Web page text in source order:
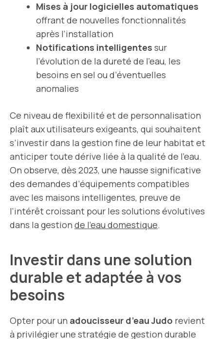
Mises à jour logicielles automatiques
offrant de nouvelles fonctionnalités
après l’installation
Notifications intelligentes sur
l’évolution de la dureté de l’eau, les
besoins en sel ou d’éventuelles
anomalies
Ce niveau de flexibilité et de personnalisation
plaît aux utilisateurs exigeants, qui souhaitent
s’investir dans la gestion fine de leur habitat et
anticiper toute dérive liée à la qualité de l’eau.
On observe, dès 2023, une hausse significative
des demandes d’équipements compatibles
avec les maisons intelligentes, preuve de
l’intérêt croissant pour les solutions évolutives
dans la gestion de l’eau domestique.
Investir dans une solution
durable et adaptée à vos
besoins
Opter pour un adoucisseur d’eau Judo revient
à privilégier une stratégie de gestion durable